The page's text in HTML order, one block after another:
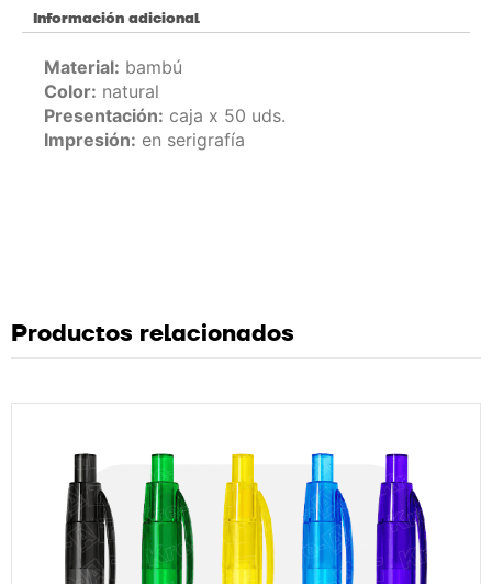
Información adicional
Material: bambú
Color: natural
Presentación: caja x 50 uds.
Impresión: en serigrafía
Productos relacionados